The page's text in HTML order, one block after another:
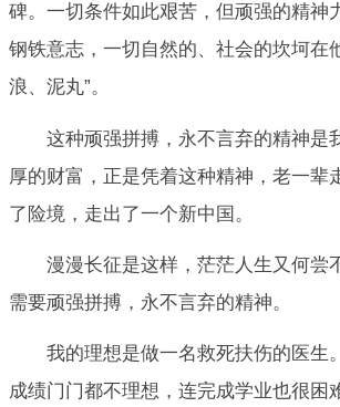
碑。一切条件如此艰苦，但顽强的精神
钢铁意志，一切自然的、社会的坎坷在
浪、泥丸”。
这种顽强拼搏，永不言弃的精神是
厚的财富，正是凭着这种精神，老一辈
了险境，走出了一个新中国。
漫漫长征是这样，茫茫人生又何尝
需要顽强拼搏，永不言弃的精神。
我的理想是做一名救死扶伤的医生
成绩门门都不理想，连完成学业也很困